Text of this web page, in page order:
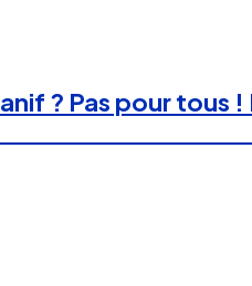
? Pas pour tous